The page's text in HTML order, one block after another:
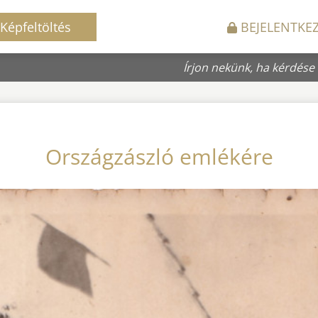
Képfeltöltés
Írjon nekünk, ha
Országzászló emlékére